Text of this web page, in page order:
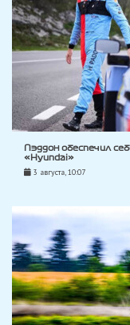
Пэддон обеспечил
«Hyundai»
3 августа, 10:07